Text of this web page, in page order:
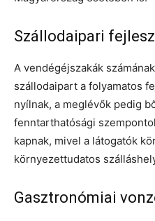
Szállodaipari
A vendégéjszakák
szállodaipart a folyamatos
nyílnak, a meglévők pedig
fenntarthatósági
kapnak, mivel a látogatók
környezettudatos
Gasztronómiai